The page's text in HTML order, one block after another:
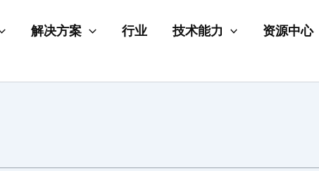
解决方案 行业 技术能力
资源中心